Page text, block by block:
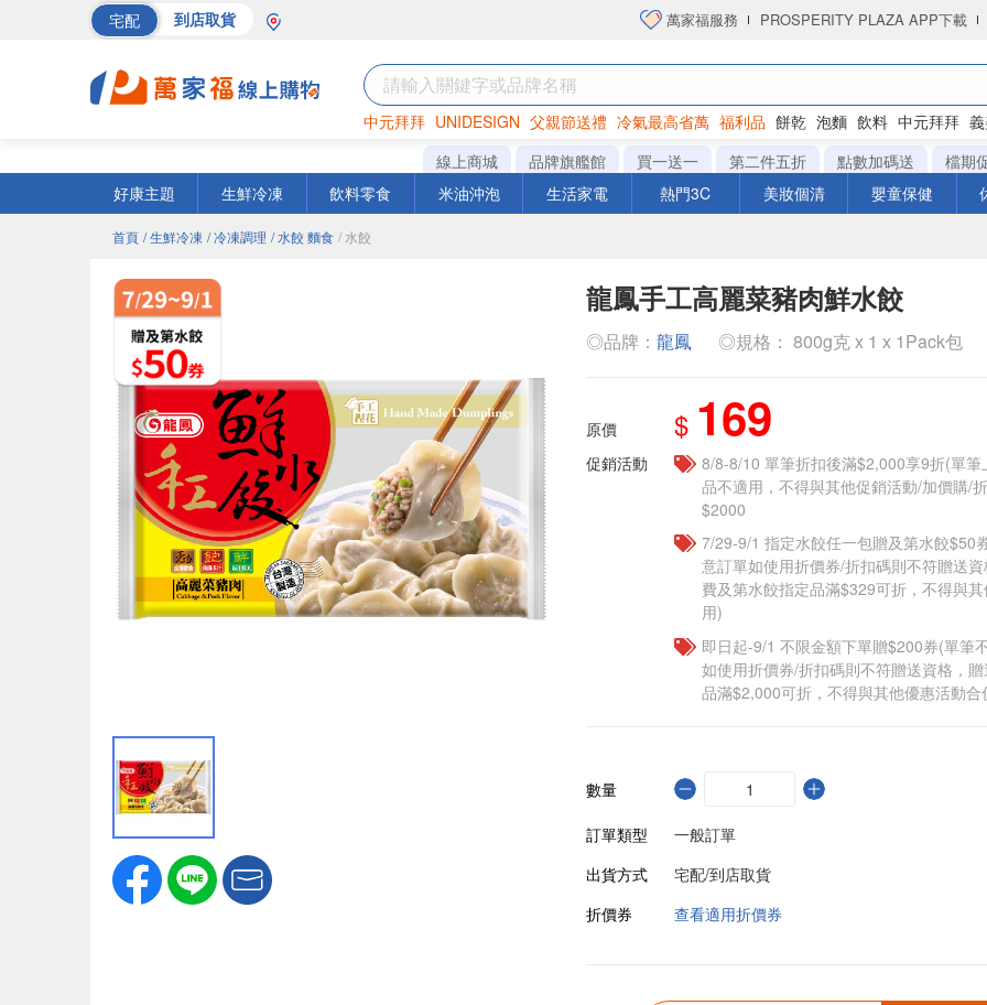
宅配 到店取貨 萬家福服務 PROSPERITY PLAZA APP下載
中元拜拜 UNIDESIGN 父親節送禮 冷氣最高省萬 福利品 餅乾 泡麵 飲料 中元拜拜
罐頭 海苔 洋芋片
線上商城 品牌旗艦館 買一送一 第二件五折 點數加碼送
檔期
好康主題
生鮮冷凍 飲料零食 米油沖泡 生活家電 熱門3C 美妝個清 嬰童保健
首頁 / 生鮮冷凍 / 冷凍調理 / 水餃 麵食 / 水餃
龍鳳手工高麗菜豬肉鮮水餃
◎品牌： 龍鳳 ◎規格： 800g克 x 1 x 1Pack包
原價 $ 169
促銷活動
8/8-8/10 單筆折扣後滿$2,000享9折(單
品不適用，不得與其他促銷活動/加價購/
$2000
7/29-9/1 指定水餃任一包贈及第水餃$50
意訂單如使用折價券/折扣碼則不符贈送
費及第水餃指定品滿$329可折，不得與
用)
即日起-9/1 不限金額下單贈$200券(單筆
如使用折價券/折扣碼則不符贈送資格，
品滿$2,000可折，不得與其他優惠活動合
數量
訂單類型
一般訂單
出貨方式
宅配/到店取貨
折價券
查看適用折價券